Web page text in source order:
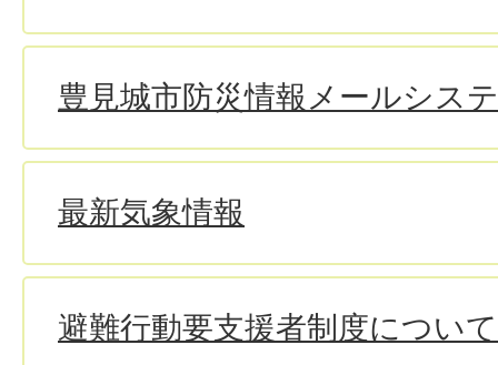
豊見城市防災情報メールシス
最新気象情報
避難行動要支援者制度について